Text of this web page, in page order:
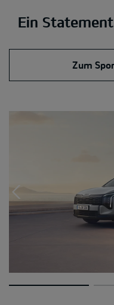
Ein
Zum